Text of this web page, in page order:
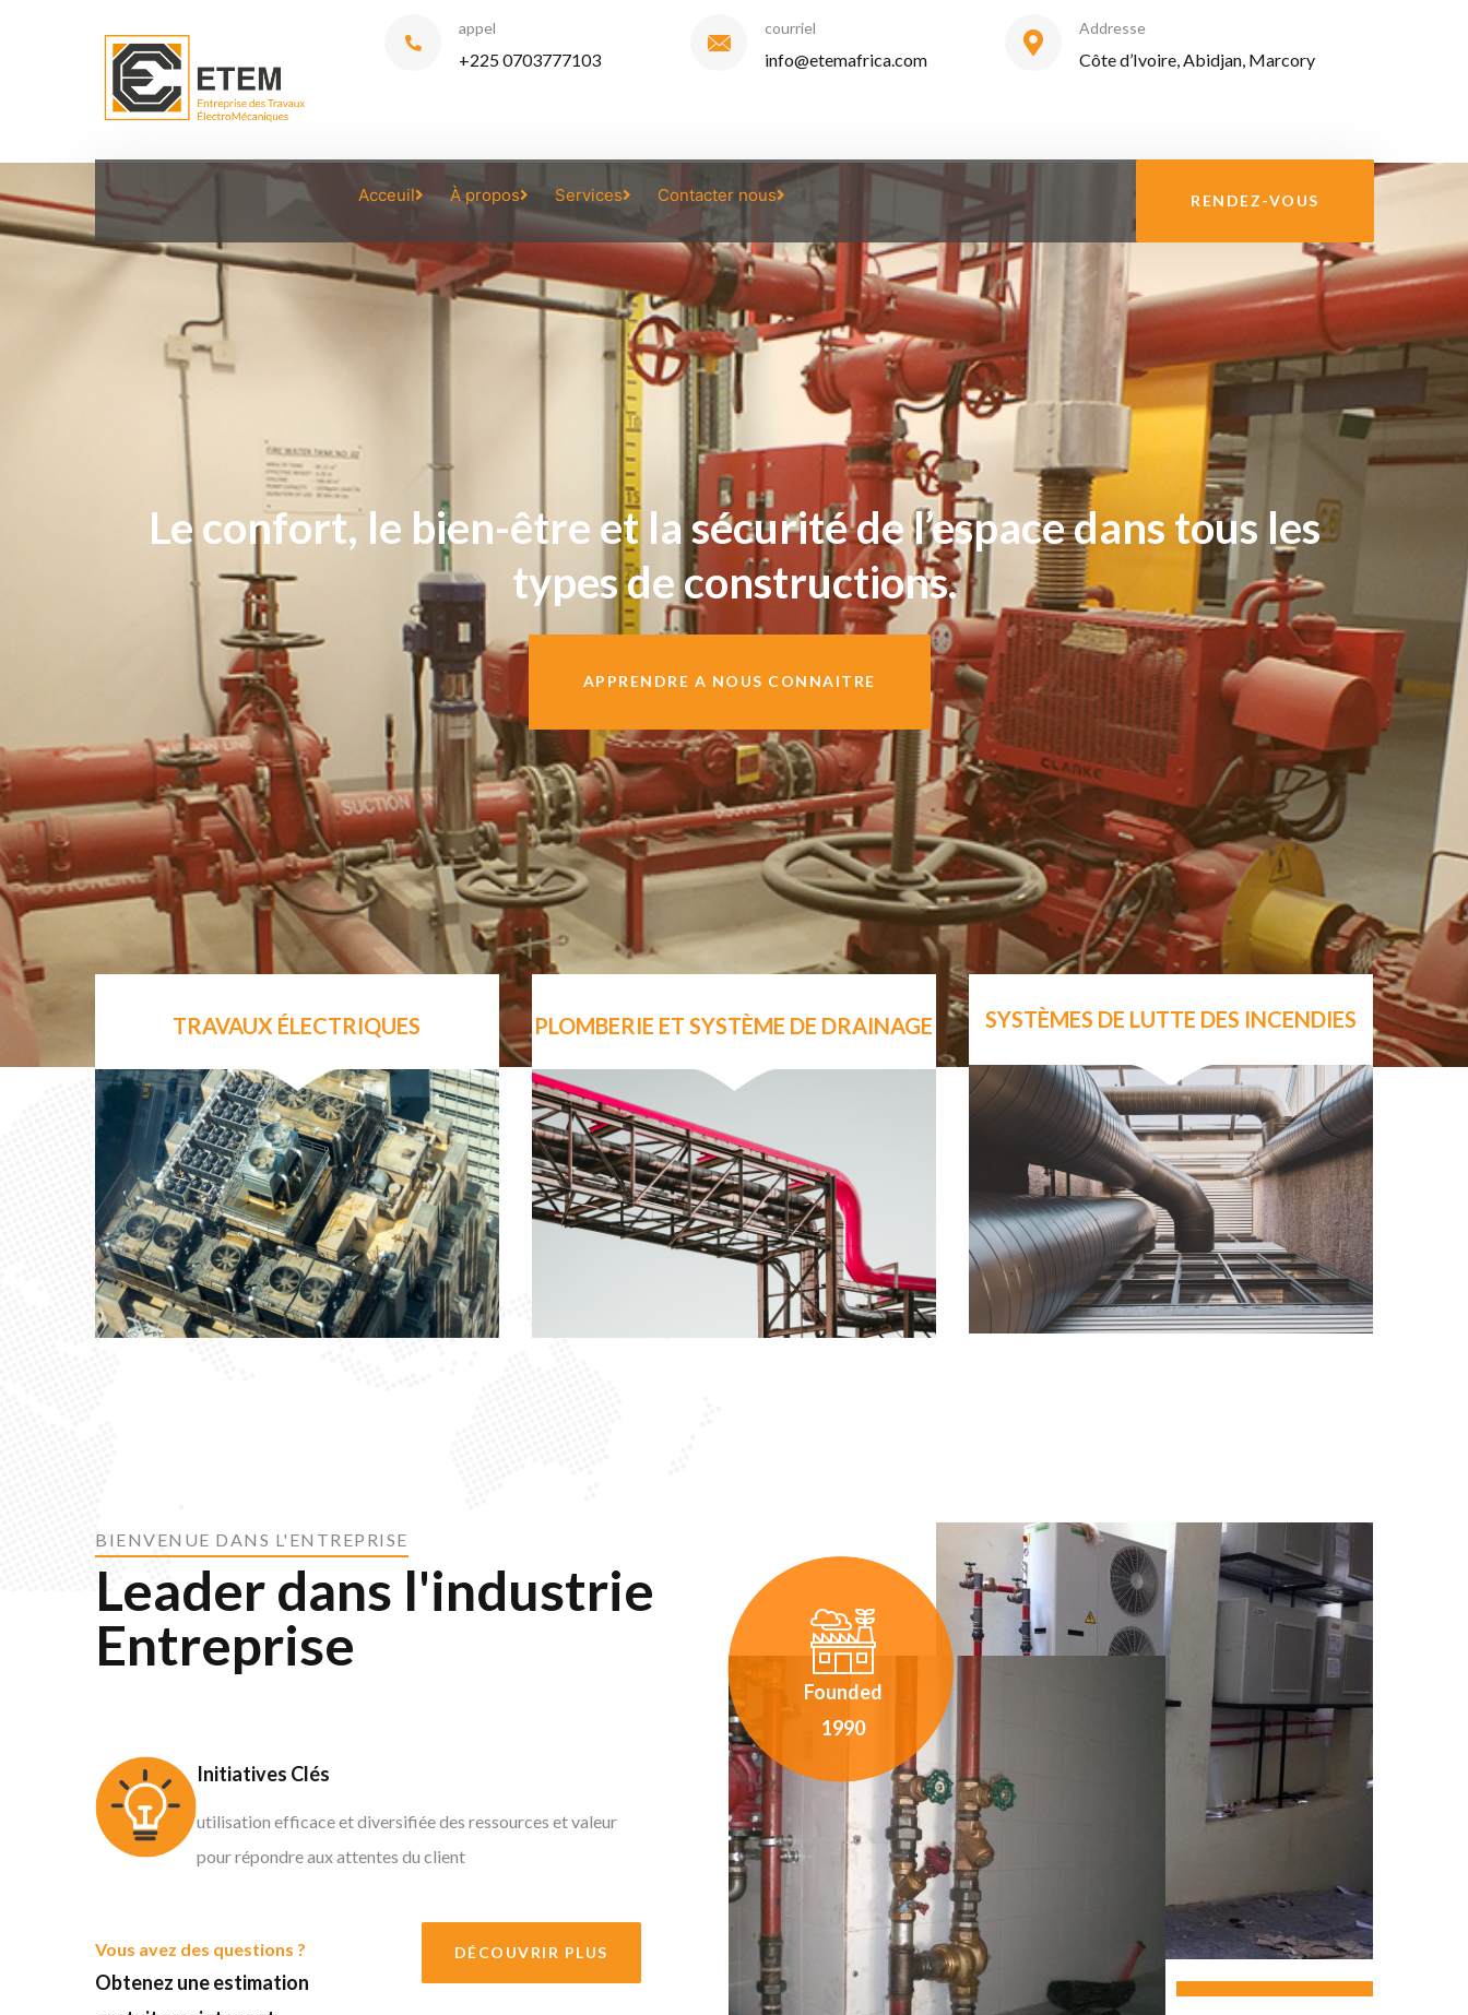
appel
+225 0703777103
courriel
info@etemafrica.com
Addresse
Côte d’Ivoire, Abidjan, Marcory
Acceuil À propos Services Contacter nous RENDEZ-VOUS
Le confort, le bien-être et la sécurité de l’espace dans tous les
types de constructions.
APPRENDRE A NOUS CONNAITRE
TRAVAUX ÉLECTRIQUES PLOMBERIE ET SYSTÈME DE DRAINAGE SYSTÈMES DE LUTTE DES INCENDIES
BIENVENUE DANS L'ENTREPRISE
Leader dans l'industrie
Entreprise
Initiatives Clés
utilisation efficace et diversifiée des ressources et valeur
pour répondre aux attentes du client
Vous avez des questions ?
Obtenez une estimation
DÉCOUVRIR PLUS
Founded
1990